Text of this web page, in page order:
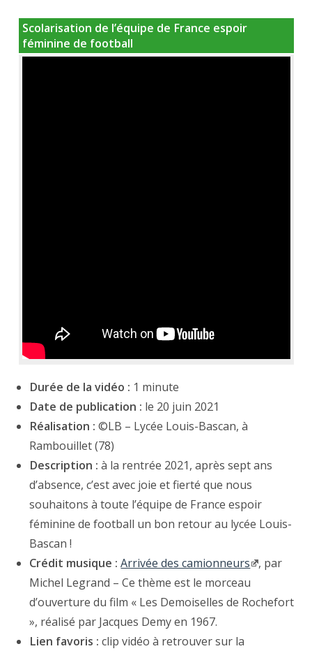
Scolarisation de l’équipe de France espoir
féminine de football
Durée de la vidéo : 1 minute
Date de publication : le 20 juin 2021
Réalisation : ©LB – Lycée Louis-Bascan, à
Rambouillet (78)
Description : à la rentrée 2021, après sept ans
d’absence, c’est avec joie et fierté que nous
souhaitons à toute l’équipe de France espoir
féminine de football un bon retour au lycée Louis-
Bascan !
Crédit musique : Arrivée des camionneurs
, par
Michel Legrand – Ce thème est le morceau
d’ouverture du film « Les Demoiselles de Rochefort
», réalisé par Jacques Demy en 1967.
Lien favoris : clip vidéo à retrouver sur la